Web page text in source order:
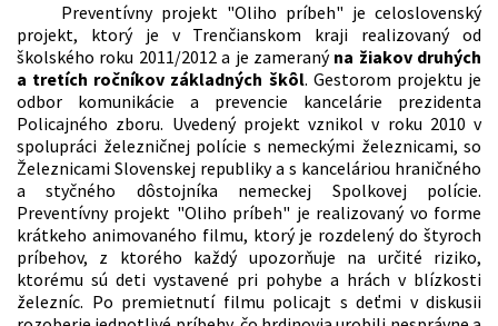
Preventívny projekt "Oliho príbeh" je celoslovenský
projekt, ktorý je v Trenčianskom kraji realizovaný od
školského roku 2011/2012 a je zameraný na žiakov druhých
a tretích ročníkov základných škôl. Gestorom projektu je
odbor komunikácie a prevencie kancelárie prezidenta
Policajného zboru. Uvedený projekt vznikol v roku 2010 v
spolupráci železničnej polície s nemeckými železnicami, so
Železnicami Slovenskej republiky a s kanceláriou hraničného
a styčného dôstojníka nemeckej Spolkovej polície.
Preventívny projekt "Oliho príbeh" je realizovaný vo forme
krátkeho animovaného filmu, ktorý je rozdelený do štyroch
príbehov, z ktorého každý upozorňuje na určité riziko,
ktorému sú deti vystavené pri pohybe a hrách v blízkosti
železníc. Po premietnutí filmu policajt s deťmi v diskusii